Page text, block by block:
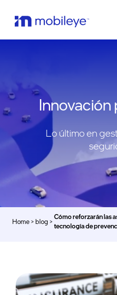
Innovación
Lo último en
Home> blog >
Cómo reforzarán las
tecnología de